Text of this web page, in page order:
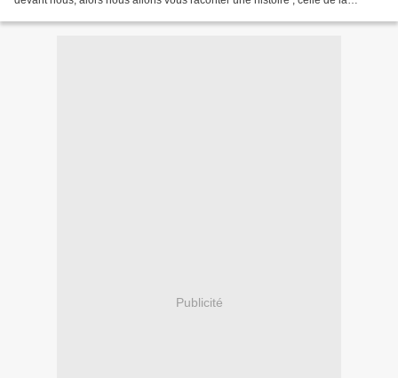
Publicité